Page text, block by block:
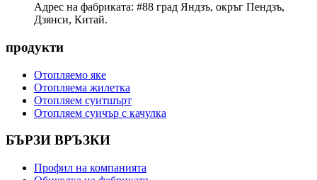
Адрес на фабриката: #88 град Яндзъ, окръг Пендзъ,
Дзянси, Китай.
продукти
Отопляемо яке
Отопляема жилетка
Отопляем суитшърт
Отопляем суичър с качулка
БЪРЗИ ВРЪЗКИ
Профил на компанията